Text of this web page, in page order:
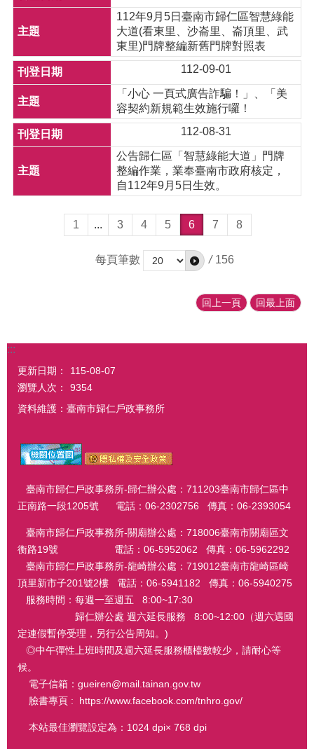
112年9月5日臺南市歸仁區智慧綠能
大道(看東里、沙崙里、崙頂里、武
東里)門牌整編新舊門牌對照表
112-09-01
「小心 一頁式廣告詐騙！」、「美
容契約新規範生效施行囉！
112-08-31
公告歸仁區「智慧綠能大道」門牌
整編作業，業奉臺南市政府核定，
自112年9月5日生效。
1 ... 3 4 5 6 7 8
每頁筆數 / 156
回上一頁 回最上面
:::
更新日期：
115-08-07
瀏覽人次：
9354
資料維護：臺南市歸仁戶政事務所
臺南市歸仁戶政事務所-歸仁辦公處：711203臺南市歸仁區中
正南路一段1205號 電話：06-2302756 傳真：06-2393054
臺南市歸仁戶政事務所-關廟辦公處：718006臺南市關廟區文
衡路19號 電話：06-5952062 傳真：06-5962292
臺南市歸仁戶政事務所-龍崎辦公處：719012臺南市龍崎區崎
頂里新市子201號2樓 電話：06-5941182 傳真：06-5940275
服務時間：每週一至週五 8:00~17:30
歸仁辦公處 週六延長服務 8:00~12:00（週六遇國
定連假暫停受理，另行公告周知。)
◎中午彈性上班時間及週六延長服務櫃檯數較少，請耐心等
候。
電子信箱：gueiren@mail.tainan.gov.tw
臉書專頁 : https://www.facebook.com/tnhro.gov/
本站最佳瀏覽設定為：1024 dpi× 768 dpi